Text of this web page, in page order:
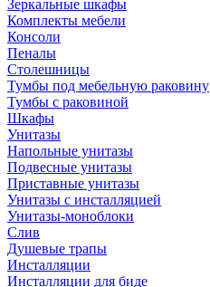
Зеркальные шкафы
Комплекты мебели
Консоли
Пеналы
Столешницы
Тумбы под мебельную раковину
Тумбы с раковиной
Шкафы
Унитазы
Напольные унитазы
Подвесные унитазы
Приставные унитазы
Унитазы с инсталляцией
Унитазы-моноблоки
Слив
Душевые трапы
Инсталляции
Инсталляции для биде